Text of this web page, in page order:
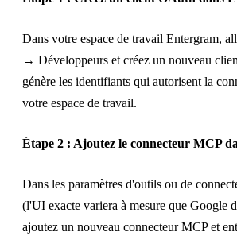
Dans votre espace de travail Entergram,
→ Développeurs et créez un nouveau
génère les identifiants qui autorisent la
votre espace de travail.
Étape 2 : Ajoutez le connecteur MCP
Dans les paramètres d'outils ou de
(l'UI exacte variera à mesure que Google
ajoutez un nouveau connecteur MCP et